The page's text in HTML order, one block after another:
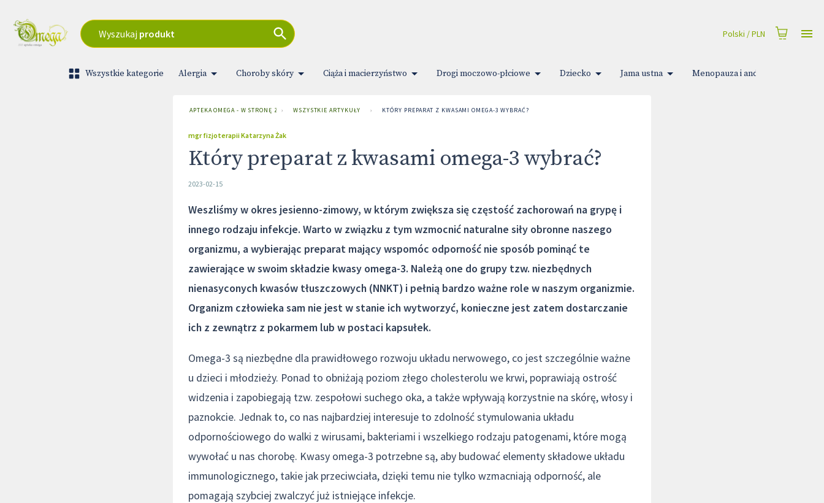
Wyszukaj produkt Polski /PLN
Wszystkie kategorie Alergia Choroby skóry Ciąża i macierzyństwo Drogi moczowo-płciowe Dziecko Jama ustna Menopauza i andropauza
APTEKA OMEGA - W STRONĘ ZDROWIA
› WSZYSTKIE ARTYKUŁY › KTÓRY PREPARAT Z KWASAMI OMEGA-3 WYBRAĆ?
mgr fizjoterapii Katarzyna Żak
Który preparat z kwasami omega-3 wybrać?
2023-02-15
Weszliśmy w okres jesienno-zimowy, w którym zwiększa się częstość zachorowań na grypę i
innego rodzaju infekcje. Warto w związku z tym wzmocnić naturalne siły obronne naszego
organizmu, a wybierając preparat mający wspomóc odporność nie sposób pominąć te
zawierające w swoim składzie kwasy omega-3. Należą one do grupy tzw. niezbędnych
nienasyconych kwasów tłuszczowych (NNKT) i pełnią bardzo ważne role w naszym organizmie.
Organizm człowieka sam nie jest w stanie ich wytworzyć, konieczne jest zatem dostarczanie
ich z zewnątrz z pokarmem lub w postaci kapsułek.
Omega-3 są niezbędne dla prawidłowego rozwoju układu nerwowego, co jest szczególnie ważne
u dzieci i młodzieży. Ponad to obniżają poziom złego cholesterolu we krwi, poprawiają ostrość
widzenia i zapobiegają tzw. zespołowi suchego oka, a także wpływają korzystnie na skórę, włosy i
paznokcie. Jednak to, co nas najbardziej interesuje to zdolność stymulowania układu
odpornościowego do walki z wirusami, bakteriami i wszelkiego rodzaju patogenami, które mogą
wywołać u nas chorobę. Kwasy omega-3 potrzebne są, aby budować elementy składowe układu
immunologicznego, takie jak przeciwciała, dzięki temu nie tylko wzmacniają odporność, ale
pomagają szybciej zwalczyć już istniejące infekcje.